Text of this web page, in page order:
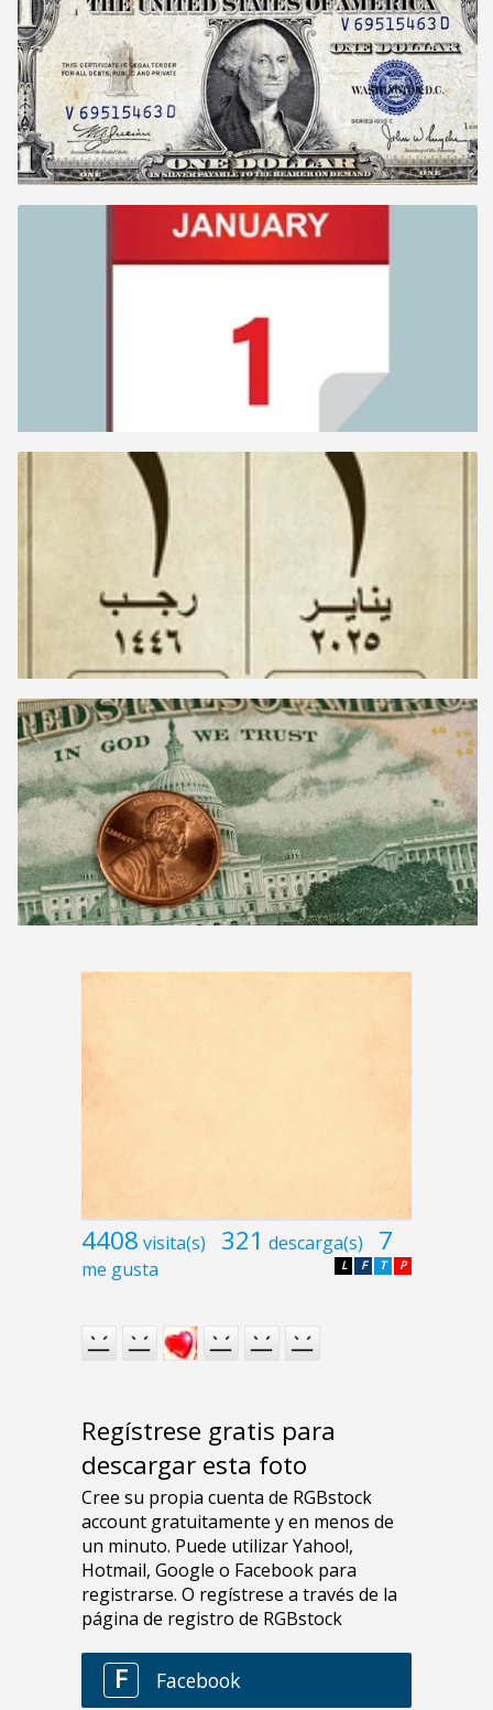
4408 visita(s) 321 descarga(s) 7
me gusta P
T
F
L
Regístrese gratis para
descargar esta foto